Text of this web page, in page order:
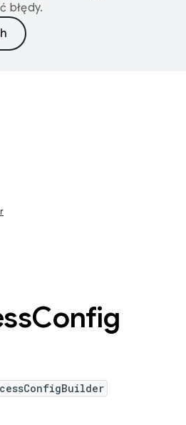
błędy.
Config